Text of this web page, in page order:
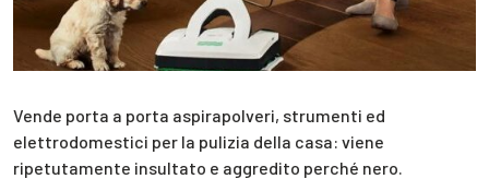
Vende porta a porta aspirapolveri, strumenti ed
elettrodomestici per la pulizia della casa: viene
ripetutamente insultato e aggredito perché nero.